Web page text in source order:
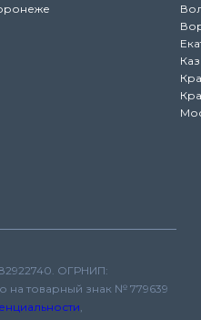
ОГРНИП:
на товарный знак № 779639
,